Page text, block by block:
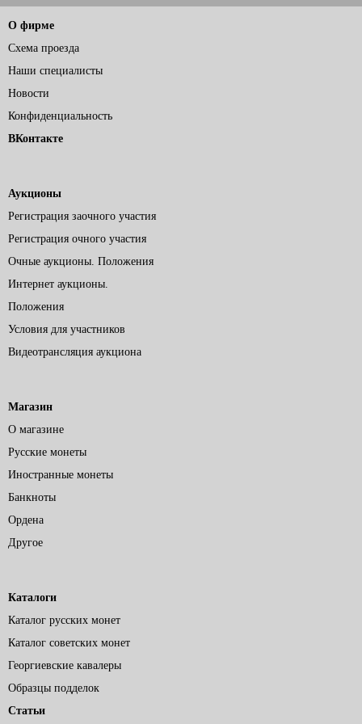
О фирме
Схема проезда
Наши специалисты
Новости
Конфиденциальность
ВКонтакте
Аукционы
Регистрация заочного участия
Регистрация очного участия
Очные аукционы. Положения
Интернет аукционы.
Положения
Условия для участников
Видеотрансляция аукциона
Магазин
О магазине
Русские монеты
Иностранные монеты
Банкноты
Ордена
Другое
Каталоги
Каталог русских монет
Каталог советских монет
Георгиевские кавалеры
Образцы подделок
Статьи